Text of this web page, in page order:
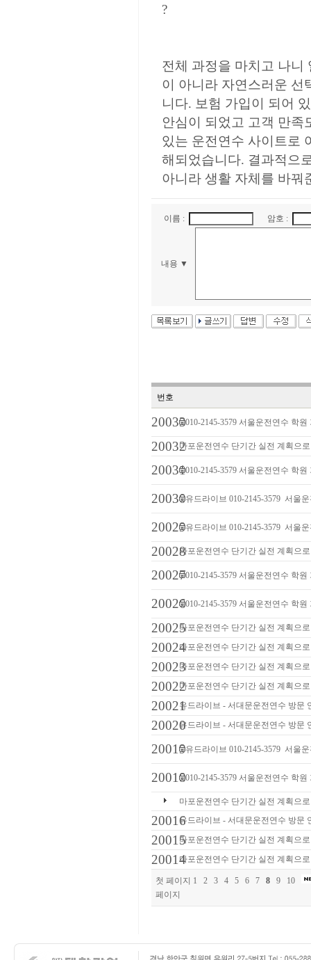
?
전체 과정을 마치고 나니
이 아니라 자연스러운 선
니다. 보험 가입이 되어
안심이 되었고 고객 만족
있는 운전연수 사이트로
해되었습니다. 결과적으
아니라 생활 자체를 바꿔
이름 : 암호 :
내용 ▼
번호
20033010-2145-3579 서울운전연수 학
20032마포운전연수 단기간 실전 계획으
20031010-2145-3579 서울운전연수 학
20030유드라이브 010-2145-3579 서울
20029유드라이브 010-2145-3579 서울
20028마포운전연수 단기간 실전 계획으
20027010-2145-3579 서울운전연수 학
20026010-2145-3579 서울운전연수 학
20025마포운전연수 단기간 실전 계획으
20024마포운전연수 단기간 실전 계획으
20023마포운전연수 단기간 실전 계획으
20022마포운전연수 단기간 실전 계획으
20021유드라이브 - 서대문운전연수 방문
20020유드라이브 - 서대문운전연수 방문
20019유드라이브 010-2145-3579 서울
20018010-2145-3579 서울운전연수 학
마포운전연수 단기간 실전 계획으
20016유드라이브 - 서대문운전연수 방문
20015마포운전연수 단기간 실전 계획으
20014마포운전연수 단기간 실전 계획으
첫 페이지 1 2 3 4 5 6 7 8 9
10
페이지